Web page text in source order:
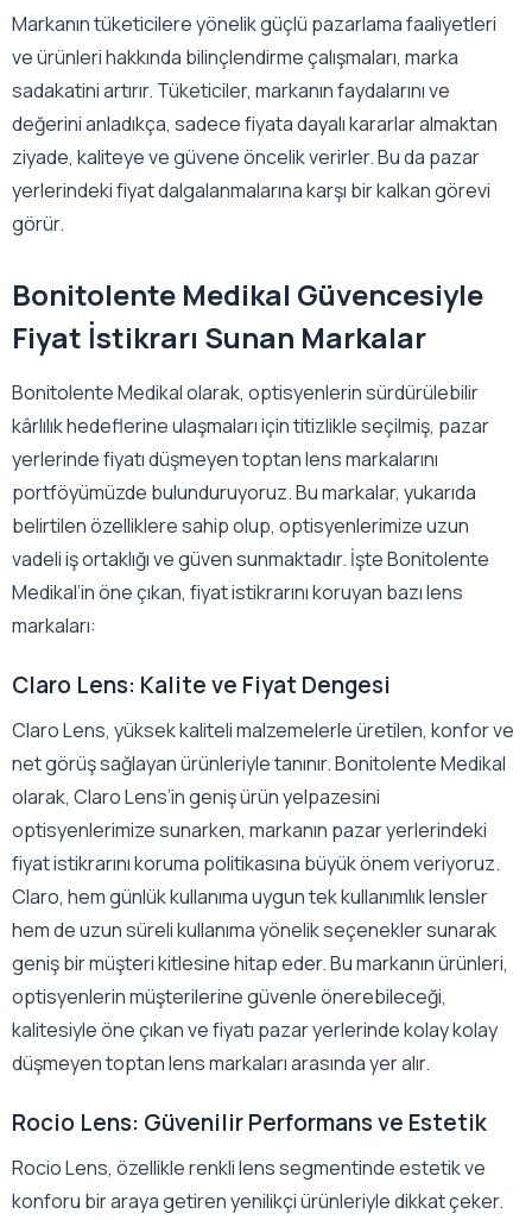
Markanın tüketicilere yönelik güçlü pazarlama faaliyetleri
ve ürünleri hakkında bilinçlendirme çalışmaları, marka
sadakatini artırır. Tüketiciler, markanın faydalarını ve
değerini anladıkça, sadece fiyata dayalı kararlar almaktan
ziyade, kaliteye ve güvene öncelik verirler. Bu da pazar
yerlerindeki fiyat dalgalanmalarına karşı bir kalkan görevi
görür.
Bonitolente Medikal Güvencesiyle
Fiyat İstikrarı Sunan Markalar
Bonitolente Medikal olarak, optisyenlerin sürdürülebilir
kârlılık hedeflerine ulaşmaları için titizlikle seçilmiş, pazar
yerlerinde fiyatı düşmeyen toptan lens markalarını
portföyümüzde bulunduruyoruz. Bu markalar, yukarıda
belirtilen özelliklere sahip olup, optisyenlerimize uzun
vadeli iş ortaklığı ve güven sunmaktadır. İşte Bonitolente
Medikal’in öne çıkan, fiyat istikrarını koruyan bazı lens
markaları:
Claro Lens: Kalite ve Fiyat Dengesi
Claro Lens, yüksek kaliteli malzemelerle üretilen, konfor ve
net görüş sağlayan ürünleriyle tanınır. Bonitolente Medikal
olarak, Claro Lens’in geniş ürün yelpazesini
optisyenlerimize sunarken, markanın pazar yerlerindeki
fiyat istikrarını koruma politikasına büyük önem veriyoruz.
Claro, hem günlük kullanıma uygun tek kullanımlık lensler
hem de uzun süreli kullanıma yönelik seçenekler sunarak
geniş bir müşteri kitlesine hitap eder. Bu markanın ürünleri,
optisyenlerin müşterilerine güvenle önerebileceği,
kalitesiyle öne çıkan ve fiyatı pazar yerlerinde kolay kolay
düşmeyen toptan lens markaları arasında yer alır.
Rocio Lens: Güvenilir Performans ve Estetik
Rocio Lens, özellikle renkli lens segmentinde estetik ve
konforu bir araya getiren yenilikçi ürünleriyle dikkat çeker.